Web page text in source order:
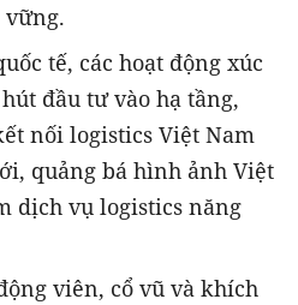
vững.
tế, các hoạt động xúc
đầu tư vào hạ tầng,
nối logistics Việt Nam
quảng bá hình ảnh Việt
dịch vụ logistics năng
viên, cổ vũ và khích